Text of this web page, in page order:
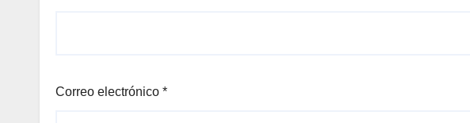
Correo electrónico *